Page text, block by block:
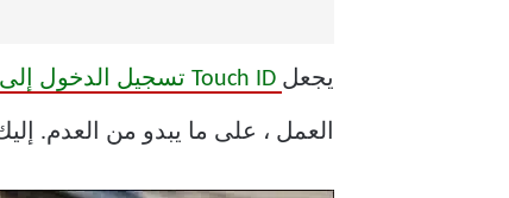
يجعل
العمل ، على ما يبدو من العدم.